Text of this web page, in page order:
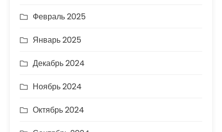
Февраль 2025
Январь 2025
Декабрь 2024
Ноябрь 2024
Октябрь 2024